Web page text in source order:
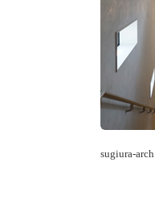
sugiura-arch